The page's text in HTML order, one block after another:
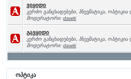
ვიყიდი
კერძო განცხადებები, პნევმატიკა, ოპტიკია
მოდერატორი:dawiti
გავყიდი
კერძო განცხადებები, პნევმატიკა, ოპტიკია
მოდერატორი:dawiti
ოპტიკა